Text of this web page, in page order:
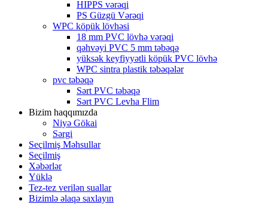
HIPPS vərəqi
PS Güzgü Vərəqi
WPC köpük lövhəsi
18 mm PVC lövhə vərəqi
qəhvəyi PVC 5 mm təbəqə
yüksək keyfiyyətli köpük PVC lövhə
WPC sintra plastik təbəqələr
pvc təbəqə
Sərt PVC təbəqə
Sərt PVC Levha Flim
Bizim haqqımızda
Niyə Gökai
Sərgi
Seçilmiş Məhsullar
Seçilmiş
Xəbərlər
Yüklə
Tez-tez verilən suallar
Bizimlə əlaqə saxlayın